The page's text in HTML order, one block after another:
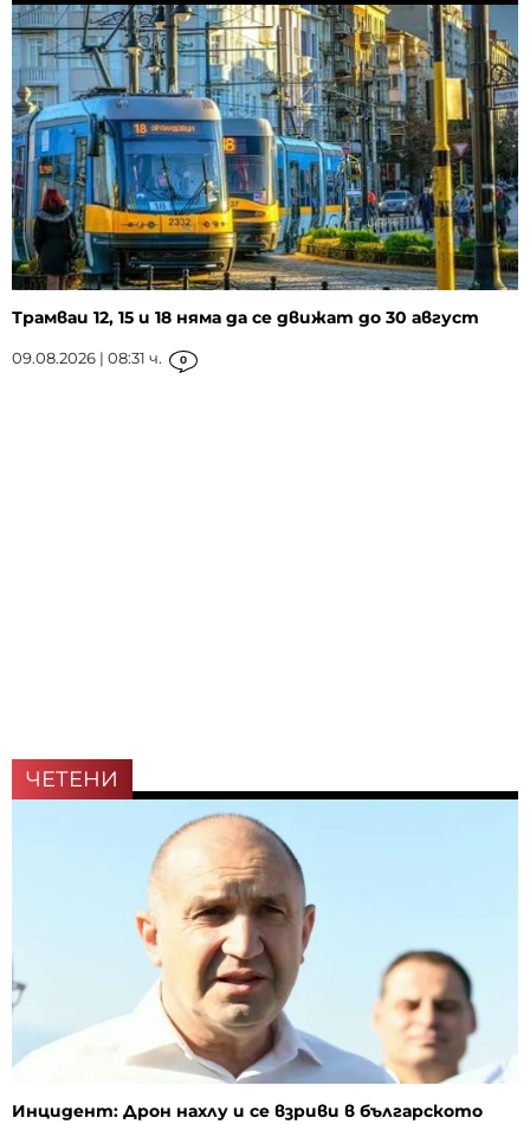
Трамваи 12, 15 и 18 няма да се движат до 30 август
09.08.2026 | 08:31 ч. 0
ЧЕТЕНИ
Инцидент: Дрон нахлу и се взриви в българското